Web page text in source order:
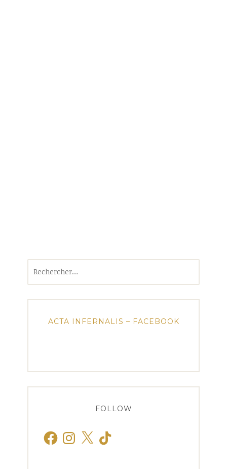
ACTA INFERNALIS – FACEBOOK
FOLLOW
FacebookInstagram
X TikTok